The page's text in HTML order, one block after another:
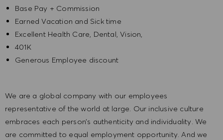
Base Pay + Commission
Earned Vacation and Sick time
Excellent Health Care, Dental, Vision,
401K
Generous Employee discount
We are a global company with our employees
representative of the world at large. Our inclusive culture
embraces each person’s authenticity and individuality. We
are committed to equal employment opportunity. And we